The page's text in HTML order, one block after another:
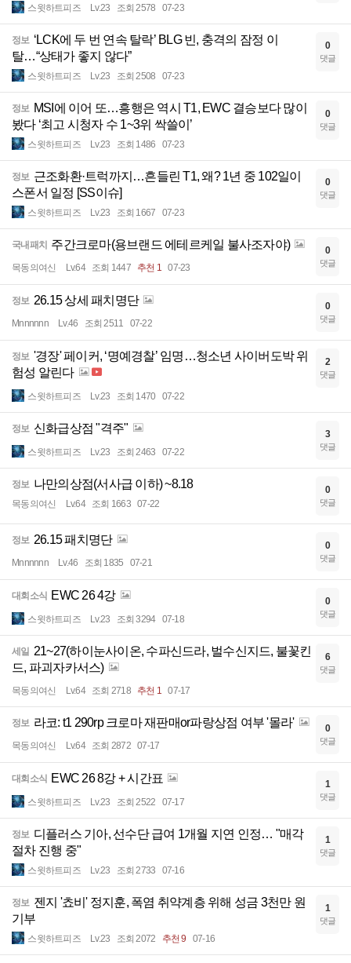
스윗하트피즈 Lv.23 조회 2578 07-23
정보 ‘LCK에 두 번 연속 탈락’ BLG 빈, 충격의 잠정 이
탈…“상태가 좋지 않다”
스윗하트피즈 Lv.23 조회 2508 07-23
0
댓글
정보 MSI에 이어 또…흥행은 역시 T1, EWC 결승보다 많이
봤다 ‘최고 시청자 수 1~3위 싹쓸이’
스윗하트피즈 Lv.23 조회 1486 07-23
0
댓글
정보 근조화환·트럭까지…흔들린 T1, 왜? 1년 중 102일이
스폰서 일정 [SS이슈]
스윗하트피즈 Lv.23 조회 1667 07-23
0
댓글
국내패치 주간크로마(용브랜드 에테르케일 불사조자야)
목동의여신 Lv.64 조회 1447 추천 1 07-23
0
댓글
정보 26.15 상세 패치명단
Mnnnnnn Lv.46 조회 2511 07-22
0
댓글
정보 '경장' 페이커, ‘명예경찰’ 임명…청소년 사이버도박 위
험성 알린다
스윗하트피즈 Lv.23 조회 1470 07-22
2
댓글
정보 신화급상점 "격주"
스윗하트피즈 Lv.23 조회 2463 07-22
3
댓글
정보 나만의상점(서사급 이하) ~8.18
목동의여신 Lv.64 조회 1663 07-22
0
댓글
정보 26.15 패치명단
Mnnnnnn Lv.46 조회 1835 07-21
0
댓글
대회소식 EWC 26 4강
스윗하트피즈 Lv.23 조회 3294 07-18
0
댓글
세일 21~27(하이눈사이온, 수파신드라, 벌수신지드, 불꽃킨
드, 파괴자카서스)
목동의여신 Lv.64 조회 2718 추천 1 07-17
6
댓글
정보 라코: t1 290rp 크로마 재판매or파랑상점 여부 '몰라'
목동의여신 Lv.64 조회 2872 07-17
0
댓글
대회소식 EWC 26 8강 + 시간표
스윗하트피즈 Lv.23 조회 2522 07-17
1
댓글
정보 디플러스 기아, 선수단 급여 1개월 지연 인정… "매각
절차 진행 중"
스윗하트피즈 Lv.23 조회 2733 07-16
1
댓글
정보 젠지 '쵸비' 정지훈, 폭염 취약계층 위해 성금 3천만 원
기부
스윗하트피즈 Lv.23 조회 2072 추천 9 07-16
1
댓글